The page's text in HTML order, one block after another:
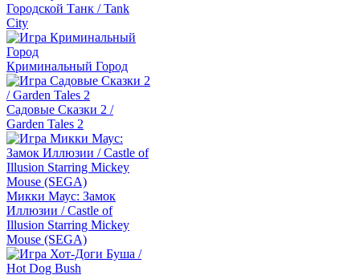
Городской Танк / Tank
City
Криминальный Город
Садовые Сказки 2 /
Garden Tales 2
Микки Маус: Замок
Иллюзии / Castle of
Illusion Starring Mickey
Mouse (SEGA)